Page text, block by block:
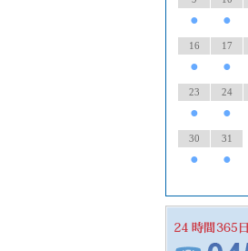
● ●
16
●
17
●
23
●
24
●
30
●
31
●